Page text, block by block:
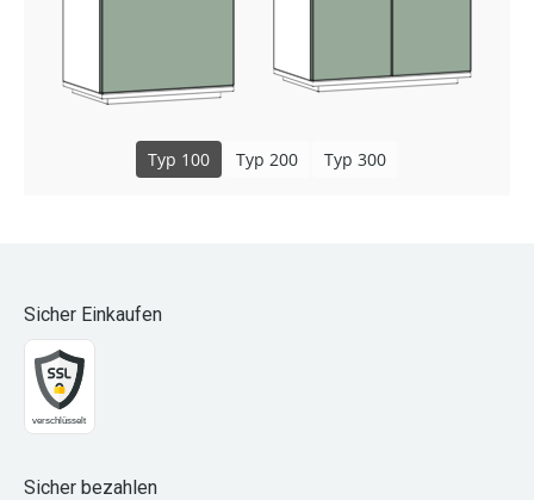
Typ 100 Typ 200 Typ 300
Sicher Einkaufen
Sicher bezahlen